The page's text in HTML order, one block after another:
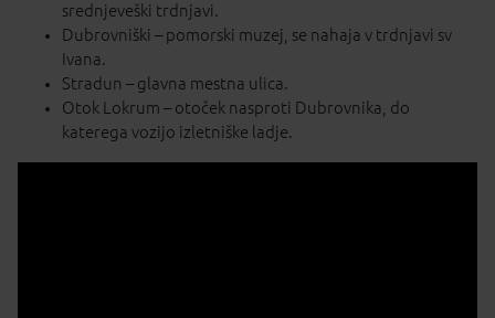
srednjeveški trdnjavi.
Dubrovniški – pomorski muzej, se nahaja v trdnjavi sv
Ivana.
Stradun – glavna mestna ulica.
Otok Lokrum – otoček nasproti Dubrovnika, do
katerega vozijo izletniške ladje.